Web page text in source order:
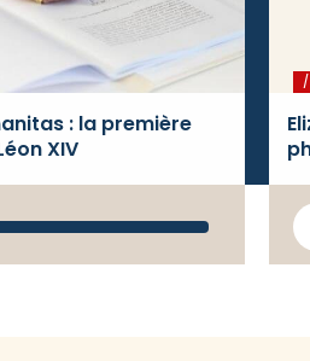
: la première
XIV